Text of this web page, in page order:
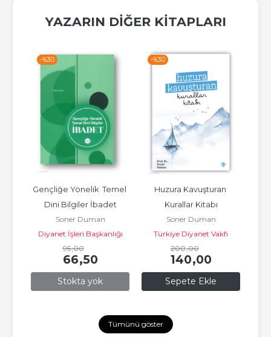
YAZARIN DIĞER KITAPLARI
-%30
Stokta yok
Gençliğe Yönelik  Temel
Dini Bilgiler İbadet
Soner Duman
Diyanet İşleri Başkanlığı
95,00
66,50
-%30
Sepete Ekle
Huzura Kavuşturan
Kurallar Kitabı
Soner Duman
Türkiye Diyanet Vakfı
Yayınları
200,00
140,00
Tümünü göster